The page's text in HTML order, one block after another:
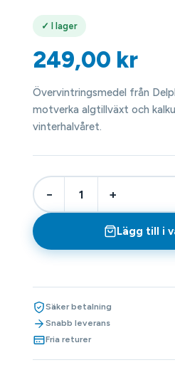
✓ I lager
249,00 kr
Övervintringsmedel från
motverka algtillväxt och
vinterhalvåret.
− +
Lägg till i
Säker betalning
Snabb leverans
Fria returer